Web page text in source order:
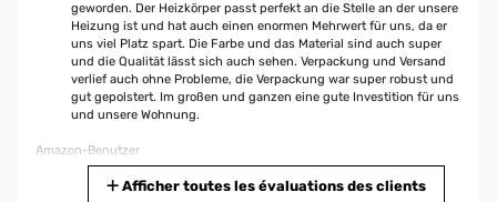
geworden. Der Heizkörper passt perfekt an die Stelle an der unsere
Heizung ist und hat auch einen enormen Mehrwert für uns, da er
uns viel Platz spart. Die Farbe und das Material sind auch super
und die Qualität lässt sich auch sehen. Verpackung und Versand
verlief auch ohne Probleme, die Verpackung war super robust und
gut gepolstert. Im großen und ganzen eine gute Investition für uns
und unsere Wohnung.
Amazon-Benutzer
Afficher toutes les évaluations des clients